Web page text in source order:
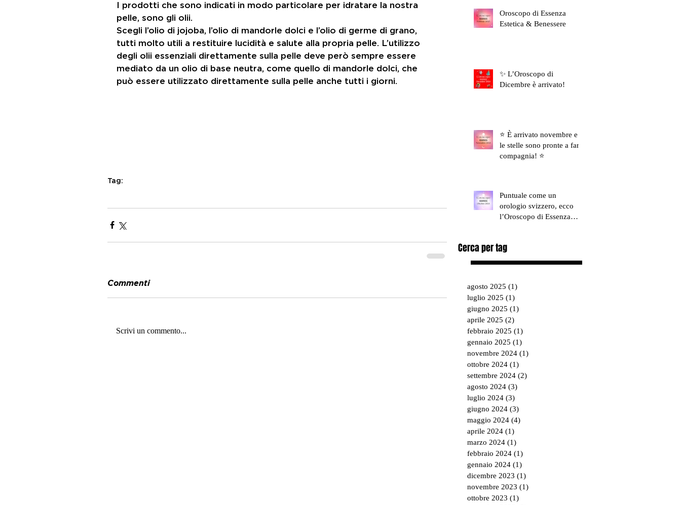
Oroscopo di Essenza
Estetica & Benessere
✨ L’Oroscopo di
Dicembre è arrivato!
⭐ È arrivato novembre e
le stelle sono pronte a farti
compagnia! ⭐
Puntuale come un
orologio svizzero, ecco
l’Oroscopo di Essenza
Cerca per tag
agosto 2025 (1)
luglio 2025 (1)
giugno 2025 (1)
aprile 2025 (2)
febbraio 2025 (1)
gennaio 2025 (1)
novembre 2024 (1)
ottobre 2024 (1)
settembre 2024 (2)
agosto 2024 (3)
luglio 2024 (3)
giugno 2024 (3)
maggio 2024 (4)
aprile 2024 (1)
marzo 2024 (1)
febbraio 2024 (1)
gennaio 2024 (1)
dicembre 2023 (1)
novembre 2023 (1)
ottobre 2023 (1)
I prodotti che sono indicati in modo particolare per idratare la nostra
pelle, sono gli olii.
Scegli l’olio di jojoba, l’olio di mandorle dolci e l’olio di germe di grano,
tutti molto utili a restituire lucidità e salute alla propria pelle. L’utilizzo
degli olii essenziali direttamente sulla pelle deve però sempre essere
mediato da un olio di base neutra, come quello di mandorle dolci, che
può essere utilizzato direttamente sulla pelle anche tutti i giorni.
Tag:
Commenti
Scrivi un commento...